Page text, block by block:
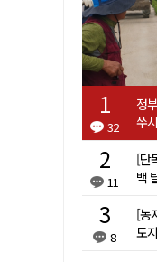
32
정
쑤
11
[단
백
8
[농
도